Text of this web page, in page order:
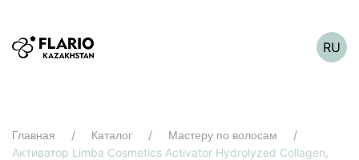
RU
Главная Каталог Мастеру по волосам
Активатор Limba Cosmetics Activator Hydrolyzed Collagen,